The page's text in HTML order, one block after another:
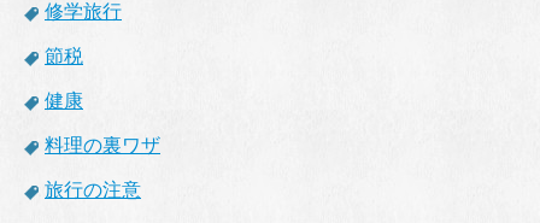
修学旅行
節税
健康
料理の裏ワザ
旅行の注意